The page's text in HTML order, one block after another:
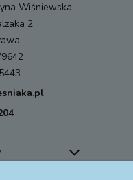
Wiśniewska
2